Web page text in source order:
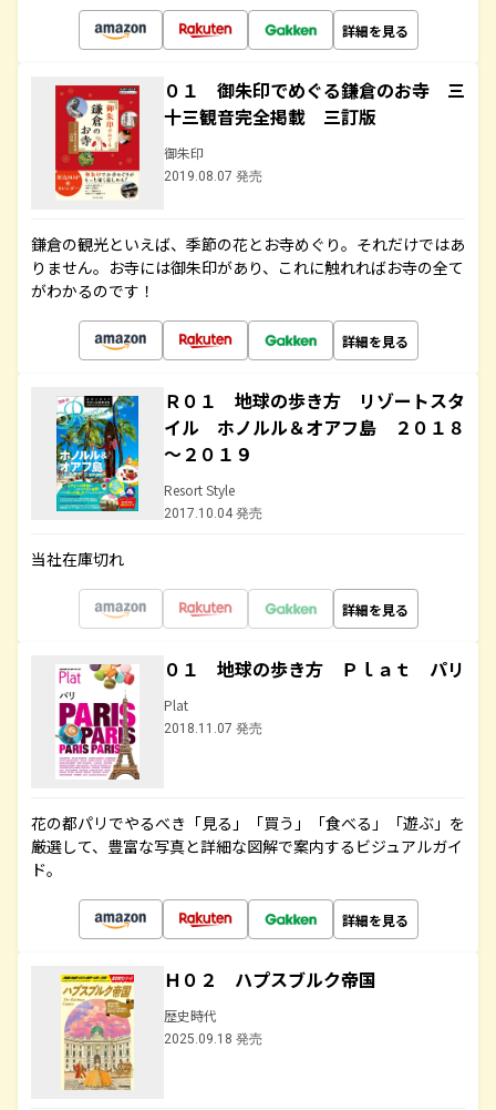
詳細を見る
０１ 御朱印でめぐる鎌倉のお寺 三
十三観音完全掲載 三訂版
御朱印
2019.08.07 発売
鎌倉の観光といえば、季節の花とお寺めぐり。それだけではあ
りません。お寺には御朱印があり、これに触れればお寺の全て
がわかるのです！
詳細を見る
Ｒ０１ 地球の歩き方 リゾートスタ
イル ホノルル＆オアフ島 ２０１８
～２０１９
Resort Style
2017.10.04 発売
当社在庫切れ
詳細を見る
０１ 地球の歩き方 Ｐｌａｔ パリ
Plat
2018.11.07 発売
花の都パリでやるべき「見る」「買う」「食べる」「遊ぶ」を
厳選して、豊富な写真と詳細な図解で案内するビジュアルガイ
ド。
詳細を見る
Ｈ０２ ハプスブルク帝国
歴史時代
2025.09.18 発売